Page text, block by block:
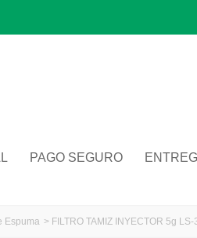
PAGO SEGURO
Espuma > FILTRO TAMIZ INYECTOR 5g